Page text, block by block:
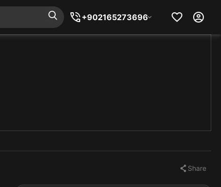
+902165273696
Share